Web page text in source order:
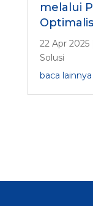
melalui
22 Apr 2025|
Solusi
baca lainnya